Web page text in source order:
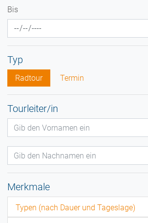
Bis
Typ
Radtour Termin
Tourleiter/in
Merkmale
Typen (nach Dauer und Tageslage)